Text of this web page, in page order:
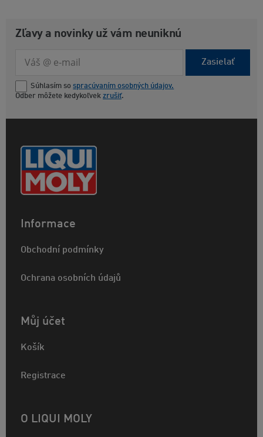
Zľavy a novinky už vám neuniknú
Zasielať
Súhlasím so spracúvaním osobných údajov.
Odber môžete kedykoľvek zrušiť.
Informace
Obchodní podmínky
Ochrana osobních údajů
Můj účet
Košík
Registrace
O LIQUI MOLY